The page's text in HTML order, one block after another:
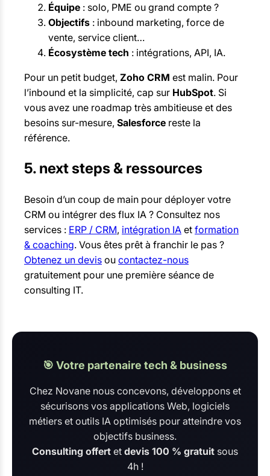
Équipe : solo, PME ou grand compte ?
Objectifs : inbound marketing, force de
vente, service client…
Écosystème tech : intégrations, API, IA.
Pour un petit budget, Zoho CRM est malin. Pour
l’inbound et la simplicité, cap sur HubSpot. Si
vous avez une roadmap très ambitieuse et des
besoins sur-mesure, Salesforce reste la
référence.
5. next steps & ressources
Besoin d’un coup de main pour déployer votre
CRM ou intégrer des flux IA ? Consultez nos
services : ERP / CRM, intégration IA et formation
& coaching. Vous êtes prêt à franchir le pas ?
Obtenez un devis ou contactez-nous
gratuitement pour une première séance de
consulting IT.
🎯 Votre partenaire tech & business
Chez Novane nous concevons, développons et
sécurisons vos applications Web, logiciels
métiers et outils IA optimisés pour atteindre vos
objectifs business.
Consulting offert et devis 100 % gratuit sous
4h !